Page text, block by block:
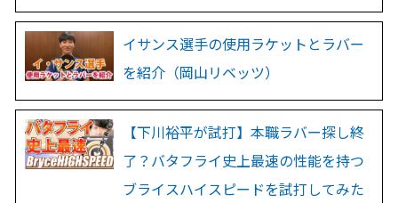
イサンス選手の使用ラケットとラバー
を紹介（岡山リベッツ）
【下川裕平が試打】本職ラバー探し終
了？バタフライ史上最速の性能を持つ
ブライスハイスピードを試打してみた